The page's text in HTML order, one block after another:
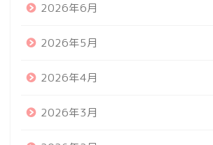
2026年6月
2026年5月
2026年4月
2026年3月